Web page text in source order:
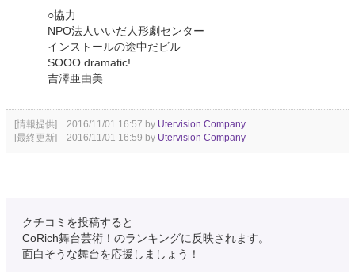
○協力
NPO法人いいだ人形劇センター
インストールの途中だビル
SOOO dramatic!
吉澤亜由美
[情報提供] 2016/11/01 16:57 by Utervision Company
[最終更新] 2016/11/01 16:59 by Utervision Company
クチコミを投稿すると
CoRich舞台芸術！のランキングに反映されます。
面白そうな舞台を応援しましょう！